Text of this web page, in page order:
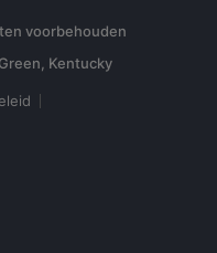
voorbehouden